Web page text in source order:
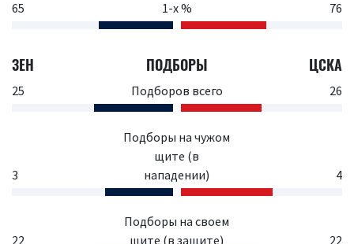
65 1-х % 76
ЗЕН ПОДБОРЫ ЦСКА
25 Подборов всего 26
3
Подборы на чужом
щите (в
нападении)
4
22
Подборы на своем
щите (в защите)
22